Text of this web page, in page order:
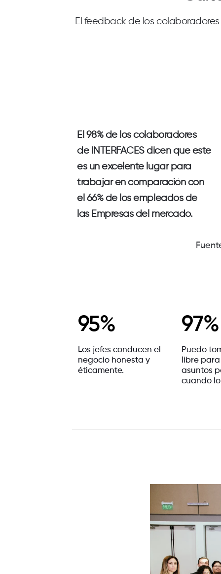
El feedback de los
El 98%de los colaboradores
de INTERFACESdicen que este
es un excelente lugar para
trabajar en comparación con
el 66%de los empleados de
las Empresas del mercado.
95%
Los jefes conducen el
negocio honesta y
éticamente.
97%
Puedo
libre
asuntos
cuando